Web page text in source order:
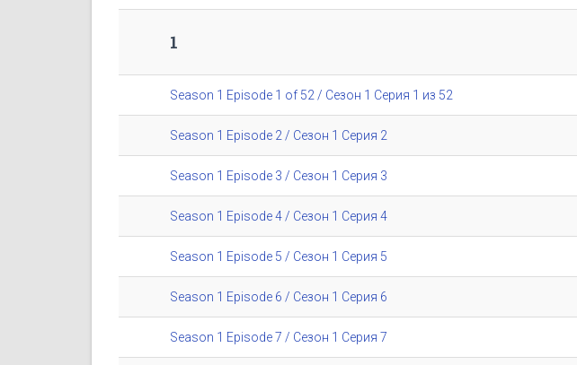
1
Season 1 Episode 1 of 52 / Сезон 1 Серия 1 из 52
Season 1 Episode 2 / Сезон 1 Серия 2
Season 1 Episode 3 / Сезон 1 Серия 3
Season 1 Episode 4 / Сезон 1 Серия 4
Season 1 Episode 5 / Сезон 1 Серия 5
Season 1 Episode 6 / Сезон 1 Серия 6
Season 1 Episode 7 / Сезон 1 Серия 7